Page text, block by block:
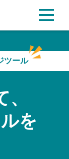
ツール
を